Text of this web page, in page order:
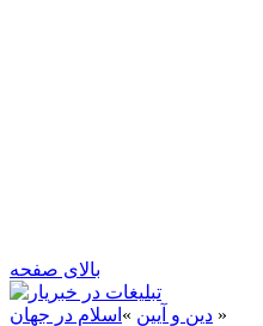
بالای صفحه
دین و آیین » اسلام در جهان
»